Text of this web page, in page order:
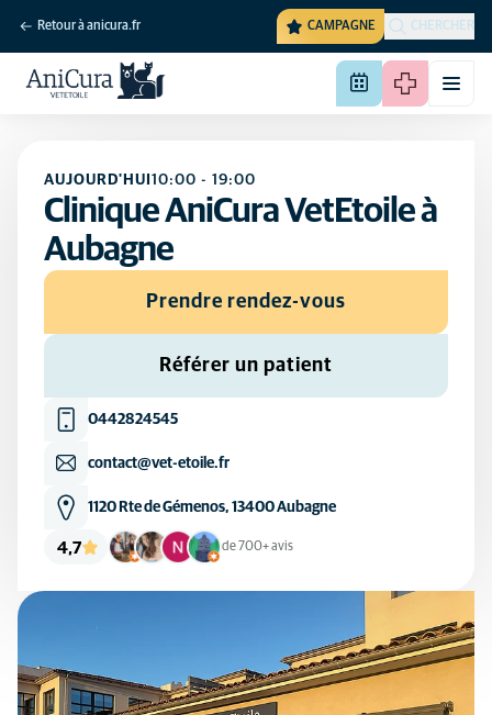
Retour à anicura.fr CAMPAGNE CHERCHER
AUJOURD'HUI 10:00 - 19:00
Clinique AniCura VetEtoile à
Aubagne
Prendre rendez-vous
Référer un patient
0442824545
contact@vet-etoile.fr
1120 Rte de Gémenos, 13400 Aubagne
4,7 de 700+ avis